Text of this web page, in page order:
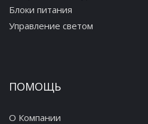
Блоки питания
Управление светом
ПОМОЩЬ
О Компании